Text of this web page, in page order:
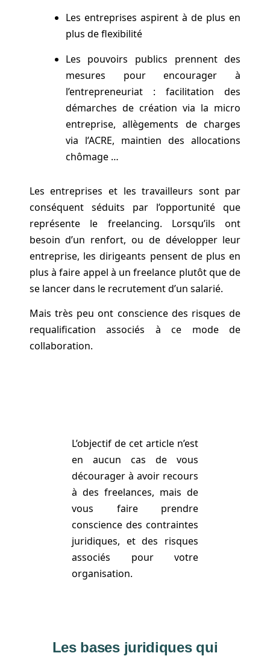
Les entreprises aspirent à de plus en
plus de flexibilité
Les pouvoirs publics prennent des
mesures pour encourager à
l’entrepreneuriat : facilitation des
démarches de création via la micro
entreprise, allègements de charges
via l’ACRE, maintien des allocations
chômage …
Les entreprises et les travailleurs sont par
conséquent séduits par l’opportunité que
représente le freelancing. Lorsqu’ils ont
besoin d’un renfort, ou de développer leur
entreprise, les dirigeants pensent de plus en
plus à faire appel à un freelance plutôt que de
se lancer dans le recrutement d’un salarié.
Mais très peu ont conscience des risques de
requalification associés à ce mode de
collaboration.
L’objectif de cet article n’est
en aucun cas de vous
décourager à avoir recours
à des freelances, mais de
vous faire prendre
conscience des contraintes
juridiques, et des risques
associés pour votre
organisation.
Les bases juridiques qui